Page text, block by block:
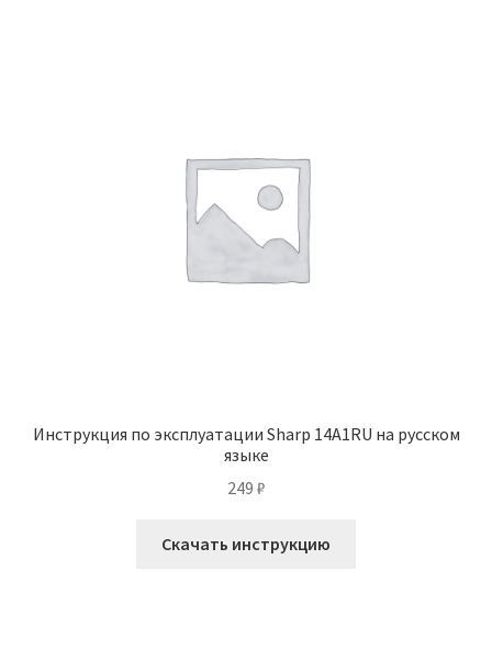
Инструкция по эксплуатации Sharp 14A1RU на русском
языке
249 ₽
Скачать инструкцию